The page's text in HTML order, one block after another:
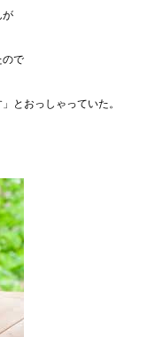
が
ので
とおっしゃっていた。